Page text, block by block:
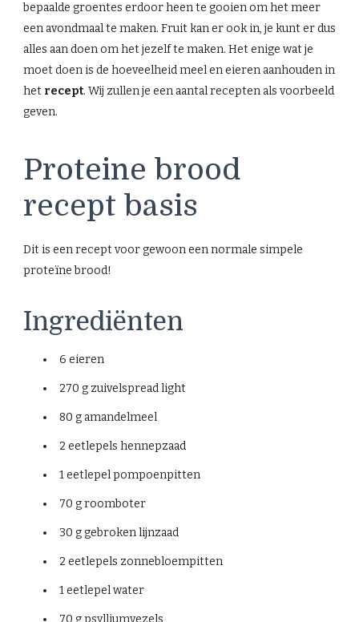
bepaalde groentes erdoor heen te gooien om het meer
een avondmaal te maken. Fruit kan er ook in, je kunt er dus
alles aan doen om het jezelf te maken. Het enige wat je
moet doen is de hoeveelheid meel en eieren aanhouden in
het recept. Wij zullen je een aantal recepten als voorbeeld
geven.
Proteine brood
recept basis
Dit is een recept voor gewoon een normale simpele
proteïne brood!
Ingrediënten
6 eieren
270 g zuivelspread light
80 g amandelmeel
2 eetlepels hennepzaad
1 eetlepel pompoenpitten
70 g roomboter
30 g gebroken lijnzaad
2 eetlepels zonnebloempitten
1 eetlepel water
70 g psylliumvezels